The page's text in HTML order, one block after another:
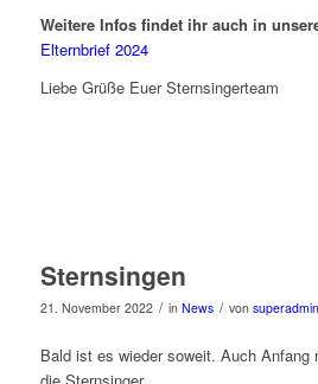
Weitere Infos findet ihr auch in
Elternbrief 2024
Liebe Grüße Euer Sternsingerteam
Sternsingen
21. November 2022 / in News / von superadmin
Bald ist es wieder soweit. Auch Anfang